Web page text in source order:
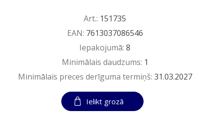
Art.: 151735
EAN: 7613037086546
Iepakojumā:8
Minimālais daudzums: 1
Minimālais preces derīguma termiņš: 31.03.2027
Ielikt grozā